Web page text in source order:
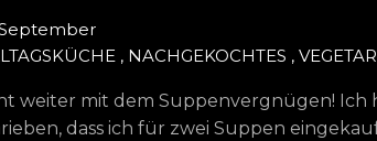
September
, NACHGEKOCHTES ,
weiter mit dem Suppenvergnügen! Ich
dass ich für zwei Suppen